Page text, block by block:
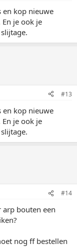
en kop nieuwe
je ook je
#13
en kop nieuwe
je ook je
#14
bouten een
nog ff bestellen